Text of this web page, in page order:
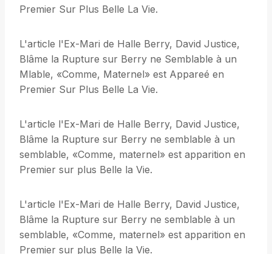
Premier Sur Plus Belle La Vie.
L'article l'Ex-Mari de Halle Berry, David Justice,
Blâme la Rupture sur Berry ne Semblable à un
Mlable, «Comme, Maternel» est Appareé en
Premier Sur Plus Belle La Vie.
L'article l'Ex-Mari de Halle Berry, David Justice,
Blâme la Rupture sur Berry ne semblable à un
semblable, «Comme, maternel» est apparition en
Premier sur plus Belle la Vie.
L'article l'Ex-Mari de Halle Berry, David Justice,
Blâme la Rupture sur Berry ne semblable à un
semblable, «Comme, maternel» est apparition en
Premier sur plus Belle la Vie.